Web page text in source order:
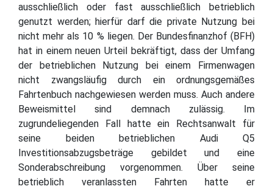
ausschließlich oder fast ausschließlich betrieblich
genutzt werden; hierfür darf die private Nutzung bei
nicht mehr als 10 % liegen. Der Bundesfinanzhof (BFH)
hat in einem neuen Urteil bekräftigt, dass der Umfang
der betrieblichen Nutzung bei einem Firmenwagen
nicht zwangsläufig durch ein ordnungsgemäßes
Fahrtenbuch nachgewiesen werden muss. Auch andere
Beweismittel sind demnach zulässig. Im
zugrundeliegenden Fall hatte ein Rechtsanwalt für
seine beiden betrieblichen Audi Q5
Investitionsabzugsbeträge gebildet und eine
Sonderabschreibung vorgenommen. Über seine
betrieblich veranlassten Fahrten hatte er